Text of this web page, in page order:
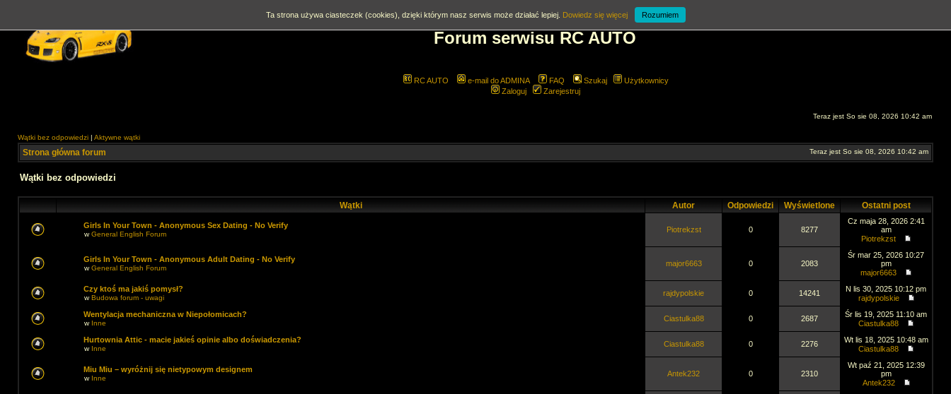
Forum serwisu RC AUTO
RC AUTO e-mail do ADMINA FAQ Szukaj
Użytkownicy
Zaloguj
Zarejestruj
Teraz jest So sie 08, 2026 10:42 am
Wątki bez odpowiedzi | Aktywne wątki
Strona główna forum Teraz jest So sie 08, 2026 10:42 am
Wątki bez odpowiedzi
Wątki Autor Odpowiedzi Wyświetlone Ostatni post
Girls In Your Town - Anonymous Sex Dating - No Verify
wGeneral English Forum
Piotrekzst 0 8277
Cz maja 28, 2026 2:41
am
Piotrekzst
Girls In Your Town - Anonymous Adult Dating - No Verify
wGeneral English Forum
major6663 0 2083
Śr mar 25, 2026 10:27
pm
major6663
Czy ktoś ma jakiś pomysł?
wBudowa forum - uwagi
rajdypolskie 0 14241
N lis 30, 2025 10:12 pm
rajdypolskie
Wentylacja mechaniczna w Niepołomicach?
w Inne
Ciastulka88 0 2687
Śr lis 19, 2025 11:10 am
Ciastulka88
Hurtownia Attic - macie jakieś opinie albo doświadczenia?
w Inne
Ciastulka88 0 2276
Wt lis 18, 2025 10:48 am
Ciastulka88
Miu Miu – wyróżnij się nietypowym designem
w Inne
Antek232 0 2310
Wt paź 21, 2025 12:39
pm
Antek232
Ta strona używa ciasteczek (cookies), dzięki którym nasz serwis może działać lepiej. Dowiedz się więcej Rozumiem